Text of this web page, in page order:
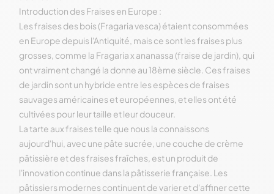
Introduction des Fraises en Europe :
Les fraises des bois (Fragaria vesca) étaient consommées
en Europe depuis l'Antiquité, mais ce sont les fraises plus
grosses, comme la Fragaria x ananassa (fraise de jardin), qui
ont vraiment changé la donne au 18ème siècle. Ces fraises
de jardin sont un hybride entre les espèces de fraises
sauvages américaines et européennes, et elles ont été
cultivées pour leur taille et leur douceur.
La tarte aux fraises telle que nous la connaissons
aujourd'hui, avec une pâte sucrée, une couche de crème
pâtissière et des fraises fraîches, est un produit de
l'innovation continue dans la pâtisserie française. Les
pâtissiers modernes continuent de varier et d'affiner cette